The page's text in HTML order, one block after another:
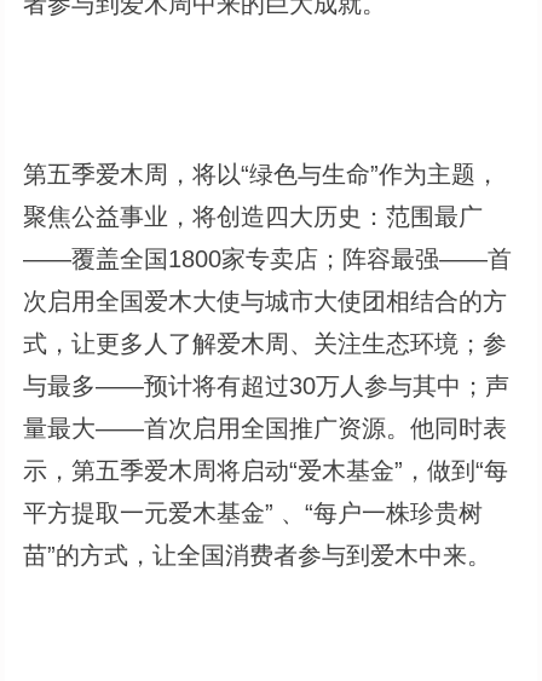
第五季爱木周，将以“绿色与生命”作为主题，
聚焦公益事业，将创造四大历史：范围最广
——覆盖全国1800家专卖店；阵容最强——首
次启用全国爱木大使与城市大使团相结合的方
式，让更多人了解爱木周、关注生态环境；参
与最多——预计将有超过30万人参与其中；声
量最大——首次启用全国推广资源。他同时表
示，第五季爱木周将启动“爱木基金”，做到“每
平方提取一元爱木基金” 、“每户一株珍贵树
苗”的方式，让全国消费者参与到爱木中来。